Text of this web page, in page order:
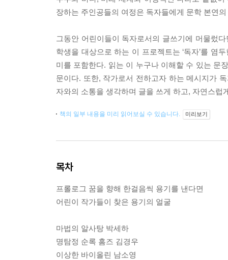
장하는 주인공들의 여정은 독자들에게 문학 본연
그동안 어린이들이 독자로서의 글쓰기에 머물렀
학생을 대상으로 하는 이 프로젝트는 ‘독자’를 염
미를 포함한다. 읽는 이 누구나 이해할 수 있는 문
문이다. 또한, 작가로서 전하고자 하는 메시지가
자와의 소통을 생각하며 글을 쓰게 하고, 자연스
책의 일부 내용을 미리 읽어보실 수 있습니다. 미리보기
목차
프롤로그 꿈을 향해 한걸음씩 용기를 낸다면
어린이 작가들이 찾은 용기의 얼굴
마법의 알사탕 박세하
명탐정 순록 홈즈 김경우
이상한 바이올린 남소영